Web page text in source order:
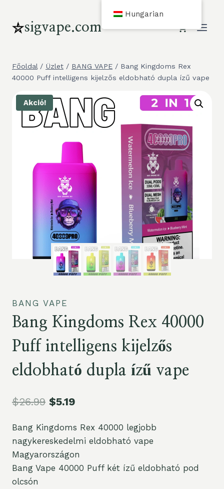
tartalomrasigvape.com
Főoldal / Üzlet / BANG VAPE / Bang Kingdoms Rex
40000 Puff intelligens kijelzős eldobható dupla ízű vape
Akció!
BANG VAPE
Bang Kingdoms Rex 40000
Puff intelligens kijelzős
eldobható dupla ízű vape
$26.99 $5.19
Bang Kingdoms Rex 40000 legjobb
nagykereskedelmi eldobható vape
Magyarországon
Bang Vape 40000 Puff két ízű eldobható pod
olcsón
Hungarian